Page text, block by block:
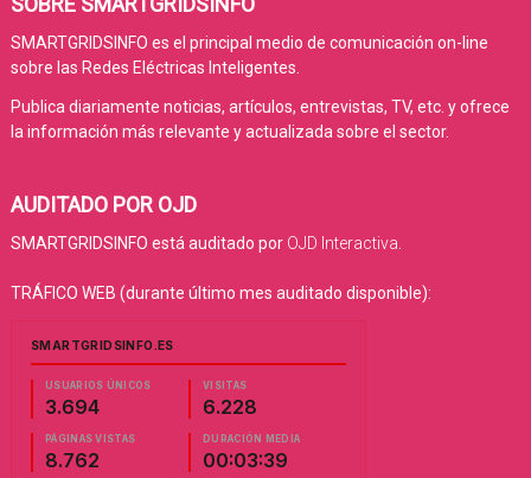
SMARTGRIDSINFO es el principal medio de comunicación on-line
sobre las Redes Eléctricas Inteligentes.
Publica diariamente noticias, artículos, entrevistas, TV, etc. y ofrece
la información más relevante y actualizada sobre el sector.
AUDITADO POR OJD
SMARTGRIDSINFO está auditado por OJD Interactiva
TRÁFICO WEB (durante último mes auditado disponible):